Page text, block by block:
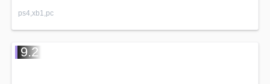
ps4,xb1,pc
9.2